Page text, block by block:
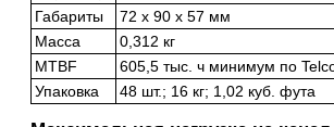
Габариты
72 x 90 x 57 мм
Масса
0,312 кг
MTBF
605,5 тыс. ч минимум по
Упаковка
48 шт.; 16 кг; 1,02 куб. фута